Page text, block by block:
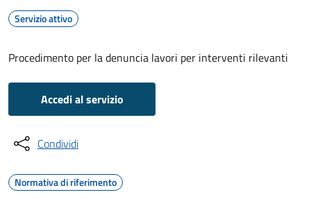
Servizio attivo
Procedimento per la denuncia lavori per interventi rilevanti
Accedi al servizio
Condividi
Normativa di riferimento